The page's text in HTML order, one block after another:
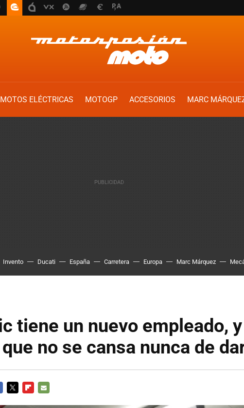
MOTOS ELÉCTRICAS MOTOGP ACCESORIOS
MARC
Invento Ducati España Carretera Europa Marc Márquez
tiene un nuevo empleado,
no se cansa nunca de